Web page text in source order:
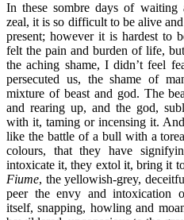
In these sombre days of waiting
zeal, it is so difficult to be alive
present; however it is hardest to
felt the pain and burden of life,
the aching shame, I didn’t feel
persecuted us, the shame of
mixture of beast and god. The
and rearing up, and the god,
with it, taming or incensing it.
like the battle of a bull with a
colours, that they have
intoxicate it, they extol it, bring it
Fiume, the yellowish-grey,
peer the envy and intoxication
itself, snapping, howling and